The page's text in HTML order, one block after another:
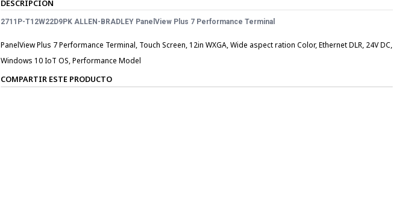
DESCRIPCIÓN
2711P-T12W22D9PK ALLEN-BRADLEY PanelView Plus 7 Performance Terminal
PanelView Plus 7 Performance Terminal, Touch Screen, 12in WXGA, Wide aspect ration Color, Ethernet DLR, 24V DC,
Windows 10 IoT OS, Performance Model
COMPARTIR ESTE PRODUCTO